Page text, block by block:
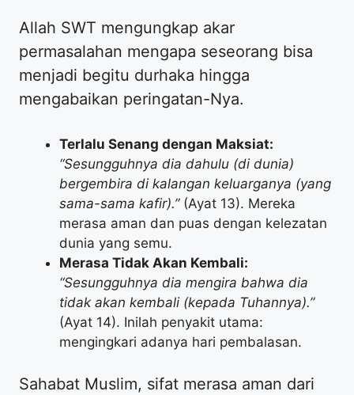
​Allah SWT mengungkap akar
permasalahan mengapa seseorang bisa
menjadi begitu durhaka hingga
mengabaikan peringatan-Nya.
Terlalu Senang dengan Maksiat:
“Sesungguhnya dia dahulu (di dunia)
bergembira di kalangan keluarganya (yang
sama-sama kafir).”(Ayat 13). Mereka
merasa aman dan puas dengan kelezatan
dunia yang semu.
Merasa Tidak Akan Kembali:
“Sesungguhnya dia mengira bahwa dia
tidak akan kembali (kepada Tuhannya).”
(Ayat 14). Inilah penyakit utama:
mengingkari adanya hari pembalasan.
​Sahabat Muslim, sifat merasa aman dari